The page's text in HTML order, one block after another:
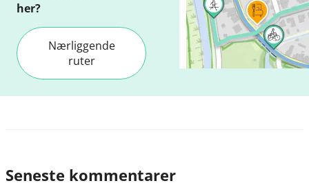
her?
Nærliggende
ruter
Seneste kommentarer